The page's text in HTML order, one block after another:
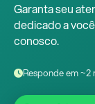
Garanta seu
dedicado a
conosco.
Responde em ~2